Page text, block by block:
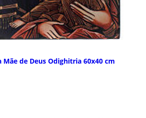
de Deus Odighitria 60x40 cm